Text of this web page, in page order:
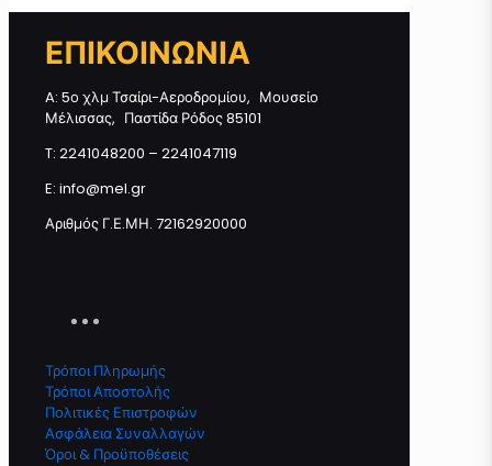
40γρ ποσότητα
ΕΠΙΚΟΙΝΩΝΙΑ
A: 5ο χλμ Τσαίρι-Αεροδρομίου, Μουσείο
Μέλισσας, Παστίδα Ρόδος 85101
T: 2241048200 – 2241047119
E: info@mel.gr
Αριθμός Γ.Ε.ΜΗ. 72162920000
Τρόποι Πληρωμής
Τρόποι Αποστολής
Πολιτικές Επιστροφών
Ασφάλεια Συναλλαγών
Όροι & Προϋποθέσεις